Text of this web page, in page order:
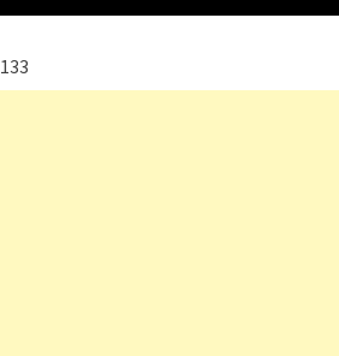
133